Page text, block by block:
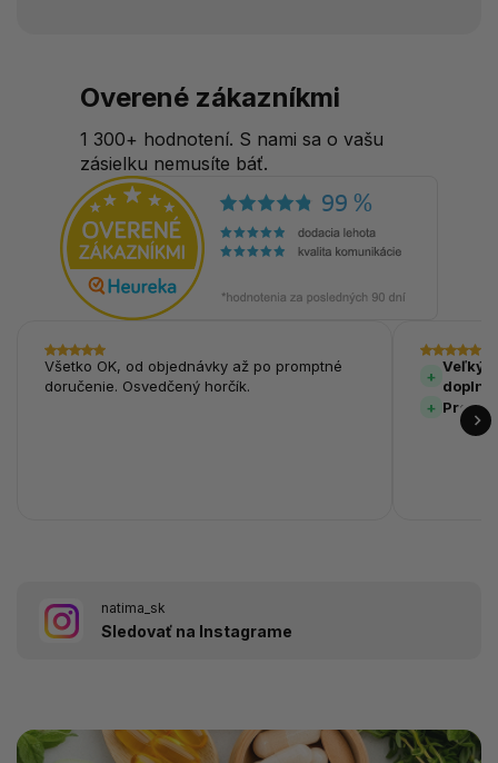
Overené zákazníkmi
1 300+ hodnotení. S nami sa o vašu
zásielku nemusíte báť.
Všetko OK, od objednávky až po promptné
doručenie. Osvedčený horčík.
Veľký
natima_sk
Sledovať na Instagrame